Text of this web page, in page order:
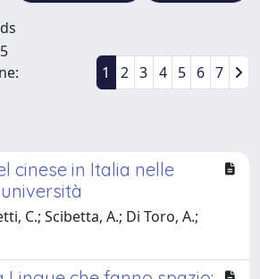
1 2 3 4 5 6 7
cinese in Italia nelle
C.; Scibetta, A.; Di Toro, A.;